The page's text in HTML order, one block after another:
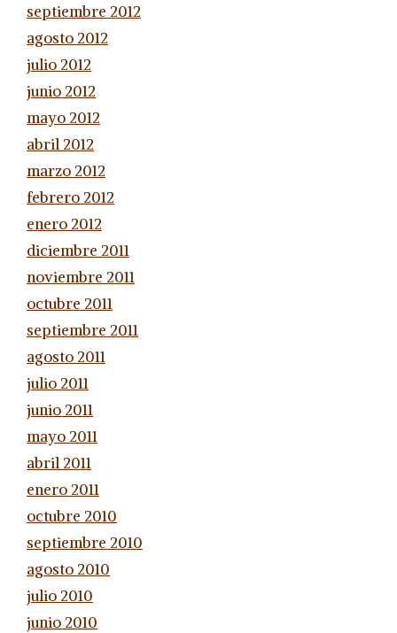
septiembre 2012
agosto 2012
julio 2012
junio 2012
mayo 2012
abril 2012
marzo 2012
febrero 2012
enero 2012
diciembre 2011
noviembre 2011
octubre 2011
septiembre 2011
agosto 2011
julio 2011
junio 2011
mayo 2011
abril 2011
enero 2011
octubre 2010
septiembre 2010
agosto 2010
julio 2010
junio 2010